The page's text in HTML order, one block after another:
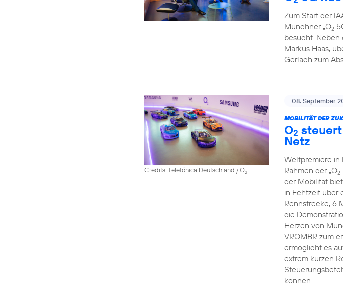
Zum Start der
Münchner „O2
besucht. Neben
Markus Haas,
Gerlach zum
Credits: Telefónica Deutschland / O2
08. September
MOBILITÄT DER
O2
Netz
Weltpremiere in
Rahmen der „O2
der Mobilität
in Echtzeit über
Rennstrecke, 6
die
Herzen von
VROMBR zum
ermöglicht es
extrem kurzen
können.